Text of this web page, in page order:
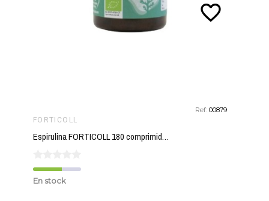
Ref:00879
FORTICOLL
Espirulina FORTICOLL 180 comprimidos BIO
En stock
favorite_border